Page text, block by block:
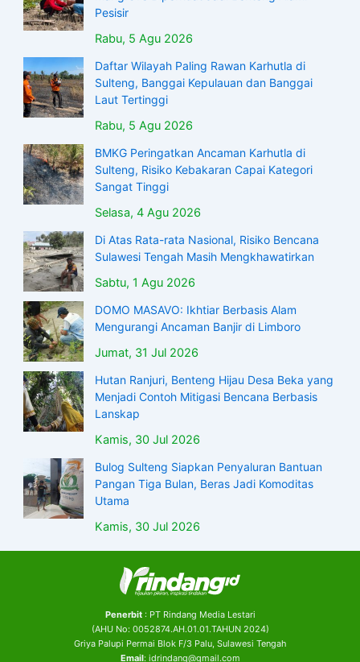
Pesisir
Rabu, 5 Agu 2026
Daftar Wilayah Paling Rawan Karhutla di
Sulteng, Banggai Kepulauan dan Banggai
Laut Tertinggi
Rabu, 5 Agu 2026
BMKG Peringatkan Ancaman Karhutla di
Sulteng, Risiko Kebakaran Capai Kategori
Sangat Tinggi
Selasa, 4 Agu 2026
Di Atas Rata-rata Nasional, Risiko Bencana
Sulawesi Tengah Masih Mengkhawatirkan
Sabtu, 1 Agu 2026
DOMO MASAVO: Ikhtiar Berbasis Alam
Mengurangi Ancaman Banjir di Limboro
Jumat, 31 Jul 2026
Hutan Ranjuri, Benteng Hijau Desa Beka yang
Menjadi Contoh Mitigasi Bencana Berbasis
Lanskap
Kamis, 30 Jul 2026
Bulog Sulteng Siapkan Penyaluran Bantuan
Pangan Tiga Bulan, Beras Jadi Komoditas
Utama
Kamis, 30 Jul 2026
Penerbit: PT Rindang Media Lestari
(AHU No: 0052874.AH.01.01.TAHUN 2024)
Griya Palupi Permai Blok F/3 Palu, Sulawesi Tengah
Email: idrindang@gmail.com